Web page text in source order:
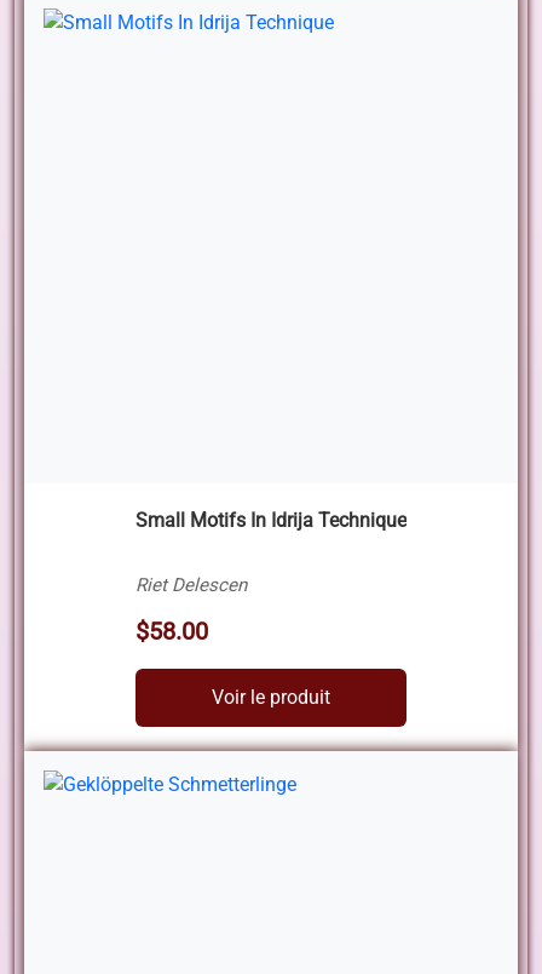
Small Motifs In Idrija Technique
Riet Delescen
$58.00
Voir le produit